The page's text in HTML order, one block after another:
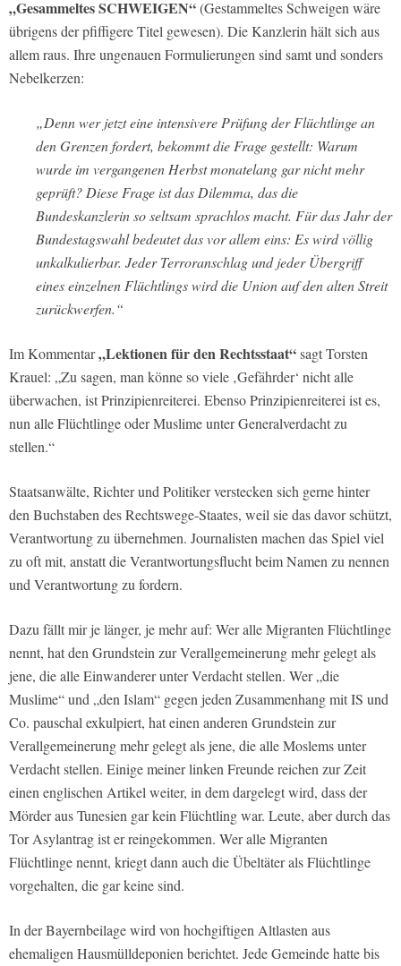
„Gesammeltes SCHWEIGEN“(Gestammeltes Schweigen wäre
übrigens der pfiffigere Titel gewesen). Die Kanzlerin hält sich aus
allem raus. Ihre ungenauen Formulierungen sind samt und sonders
Nebelkerzen:
„Denn wer jetzt eine intensivere Prüfung der Flüchtlinge an
den Grenzen fordert, bekommt die Frage gestellt: Warum
wurde im vergangenen Herbst monatelang gar nicht mehr
geprüft? Diese Frage ist das Dilemma, das die
Bundeskanzlerin so seltsam sprachlos macht. Für das Jahr der
Bundestagswahl bedeutet das vor allem eins: Es wird völlig
unkalkulierbar. Jeder Terroranschlag und jeder Übergriff
eines einzelnen Flüchtlings wird die Union auf den alten Streit
zurückwerfen.“
Im Kommentar„Lektionen für den Rechtsstaat“sagt Torsten
Krauel: „Zu sagen, man könne so viele ‚Gefährder‘ nicht alle
überwachen, ist Prinzipienreiterei. Ebenso Prinzipienreiterei ist es,
nun alle Flüchtlinge oder Muslime unter Generalverdacht zu
stellen.“
Staatsanwälte, Richter und Politiker verstecken sich gerne hinter
den Buchstaben des Rechtswege-Staates, weil sie das davor schützt,
Verantwortung zu übernehmen. Journalisten machen das Spiel viel
zu oft mit, anstatt die Verantwortungsflucht beim Namen zu nennen
und Verantwortung zu fordern.
Dazu fällt mir je länger, je mehr auf: Wer alle Migranten Flüchtlinge
nennt, hat den Grundstein zur Verallgemeinerung mehr gelegt als
jene, die alle Einwanderer unter Verdacht stellen. Wer „die
Muslime“ und „den Islam“ gegen jeden Zusammenhang mit IS und
Co. pauschal exkulpiert, hat einen anderen Grundstein zur
Verallgemeinerung mehr gelegt als jene, die alle Moslems unter
Verdacht stellen. Einige meiner linken Freunde reichen zur Zeit
einen englischen Artikel weiter, in dem dargelegt wird, dass der
Mörder aus Tunesien gar kein Flüchtling war. Leute, aber durch das
Tor Asylantrag ist er reingekommen. Wer alle Migranten
Flüchtlinge nennt, kriegt dann auch die Übeltäter als Flüchtlinge
vorgehalten, die gar keine sind.
In der Bayernbeilage wird von hochgiftigen Altlasten aus
ehemaligen Hausmülldeponien berichtet. Jede Gemeinde hatte bis